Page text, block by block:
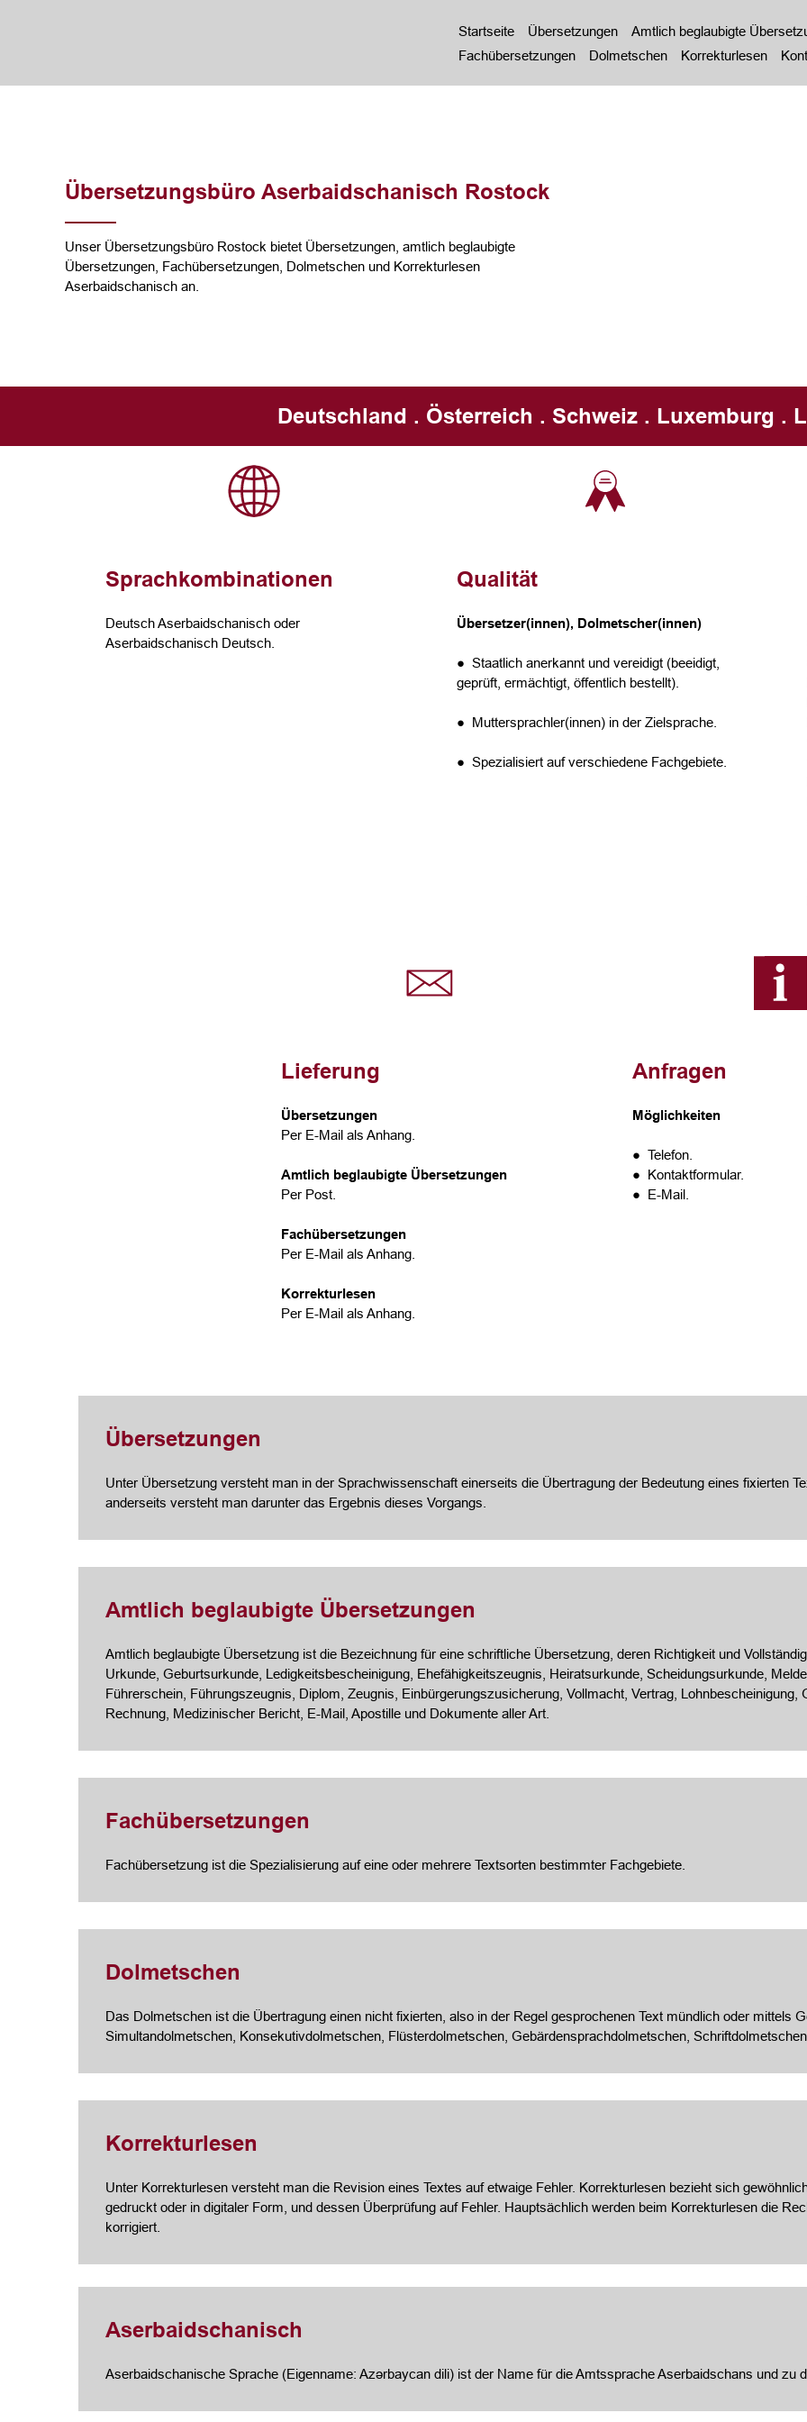
Startseite Übersetzungen
Amtlich beglaubigte
Fachübersetzungen
Dolmetschen Korrekturlesen
Übersetzungsbüro Aserbaidschanisch Rostock
Unser Übersetzungsbüro Rostock bietet Übersetzungen, amtlich beglaubigte
Übersetzungen, Fachübersetzungen, Dolmetschen und Korrekturlesen
Aserbaidschanisch an.
Deutschland . Österreich . Schweiz . Luxemburg .
Sprachkombinationen
Deutsch Aserbaidschanisch oder
Aserbaidschanisch Deutsch.
Qualität
Übersetzer(innen), Dolmetscher(innen)
● Staatlich anerkannt und vereidigt (beeidigt,
geprüft, ermächtigt, öffentlich bestellt).
● Muttersprachler(innen) in der Zielsprache.
● Spezialisiert auf verschiedene Fachgebiete.
Lieferung
Übersetzungen
Per E-Mail als Anhang.
Amtlich beglaubigte Übersetzungen
Per Post.
Fachübersetzungen
Per E-Mail als Anhang.
Korrekturlesen
Per E-Mail als Anhang.
Anfragen
Möglichkeiten
● Telefon.
● Kontaktformular.
● E-Mail.
Übersetzungen
Unter Übersetzung versteht man in der Sprachwissenschaft einerseits die Übertragung der Bedeutung eines fixierten
anderseits versteht man darunter das Ergebnis dieses Vorgangs.
Amtlich beglaubigte Übersetzungen
Amtlich beglaubigte Übersetzung ist die Bezeichnung für eine schriftliche Übersetzung, deren Richtigkeit und
Urkunde, Geburtsurkunde, Ledigkeitsbescheinigung, Ehefähigkeitszeugnis, Heiratsurkunde, Scheidungsurkunde,
Führerschein, Führungszeugnis, Diplom, Zeugnis, Einbürgerungszusicherung, Vollmacht, Vertrag, Lohnbescheinigung,
Rechnung, Medizinischer Bericht, E-Mail, Apostille und Dokumente aller Art.
Fachübersetzungen
Fachübersetzung ist die Spezialisierung auf eine oder mehrere Textsorten bestimmter Fachgebiete.
Dolmetschen
Das Dolmetschen ist die Übertragung einen nicht fixierten, also in der Regel gesprochenen Text mündlich oder mittels
Simultandolmetschen, Konsekutivdolmetschen, Flüsterdolmetschen, Gebärdensprachdolmetschen, Schriftdolmetschen.
Korrekturlesen
Unter Korrekturlesen versteht man die Revision eines Textes auf etwaige Fehler. Korrekturlesen bezieht sich
gedruckt oder in digitaler Form, und dessen Überprüfung auf Fehler. Hauptsächlich werden beim Korrekturlesen die
korrigiert.
Aserbaidschanisch
Aserbaidschanische Sprache (Eigenname: Azərbaycan dili) ist der Name für die Amtssprache Aserbaidschans und zu